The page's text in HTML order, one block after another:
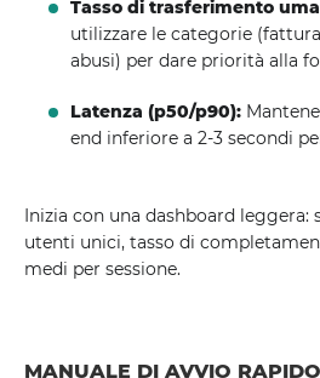
Tasso di trasferimento
utilizzare le categorie
abusi) per dare priorità alla
Latenza (p50/p90):
end inferiore a 2-3 secondi
Inizia con una dashboard leggera:
utenti unici, tasso di
medi per sessione.
MANUALE DI AVVIO